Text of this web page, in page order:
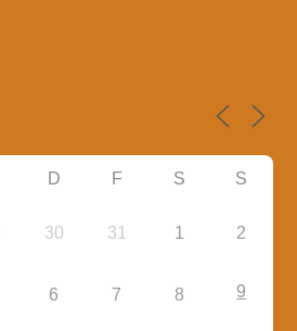
D F S S
30 31 1 2
6 7 8 9